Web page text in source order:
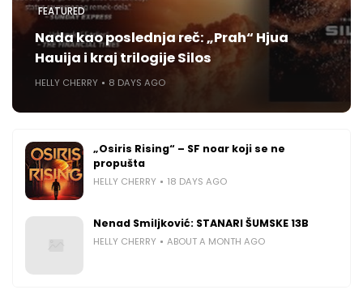
FEATURED
Nada kao poslednja reč: „Prah“ Hjua
Hauija i kraj trilogije Silos
HELLY CHERRY 8 DAYS AGO
„Osiris Rising“ – SF noar koji se ne
propušta
HELLY CHERRY 18 DAYS AGO
Nenad Smiljković: STANARI ŠUMSKE 13B
HELLY CHERRY ABOUT A MONTH AGO